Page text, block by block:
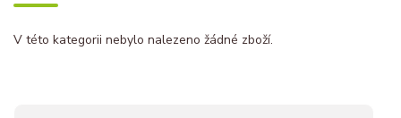
V této kategorii nebylo nalezeno žádné zboží.